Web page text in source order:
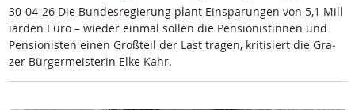
30-04-26 Die Bun­des­re­gie­rung plant Ein­spa­run­gen von 5,1 Mil­l
i­ar­den Eu­ro – wie­der ein­mal sol­len die Pen­sio­nis­tin­nen und
Pen­sio­nis­ten ei­nen Groß­teil der Last tra­gen, kri­ti­siert die Gra­
zer Bür­ger­meis­te­rin El­ke Kahr.